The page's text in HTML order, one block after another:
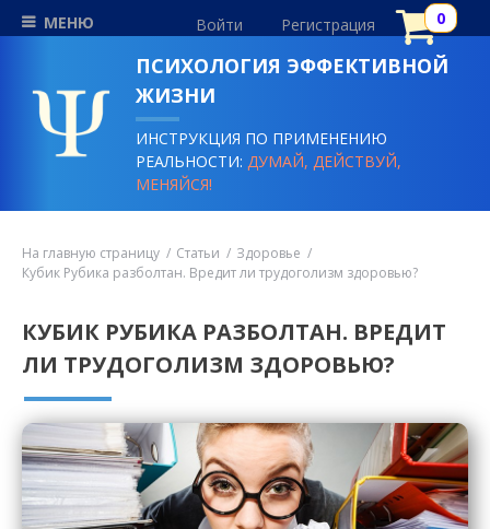
МЕНЮ Войти Регистрация
ПСИХОЛОГИЯ ЭФФЕКТИВНОЙ
ЖИЗНИ
ИНСТРУКЦИЯ ПО ПРИМЕНЕНИЮ
РЕАЛЬНОСТИ:ДУМАЙ, ДЕЙСТВУЙ,
МЕНЯЙСЯ!
На главную страницу Статьи
Здоровье
Кубик Рубика разболтан. Вредит ли трудоголизм здоровью?
КУБИК РУБИКА РАЗБОЛТАН. ВРЕДИТ
ЛИ ТРУДОГОЛИЗМ ЗДОРОВЬЮ?